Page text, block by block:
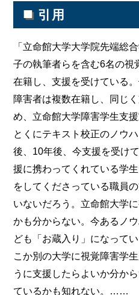
■ 引用
「立命館大学大学院先端総
子の執筆者らを含む6名の視
在籍し、支援を受けている
障害者は複数在籍し、同じ
め、立命館大学障害学生支
とくにテキスト校正のノウ
後、10年後、今支援を受け
援に携わってくれている学
をしてくださっている職員
いないだろう。立命館大学
かも分からない。今あるノ
ども「お蔵入り」になって
こか別の大学に視覚障害学
うに支援したらよいか分か
ているかも知れない。……